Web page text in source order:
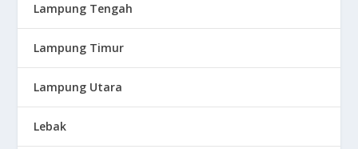
Lampung Tengah
Lampung Timur
Lampung Utara
Lebak